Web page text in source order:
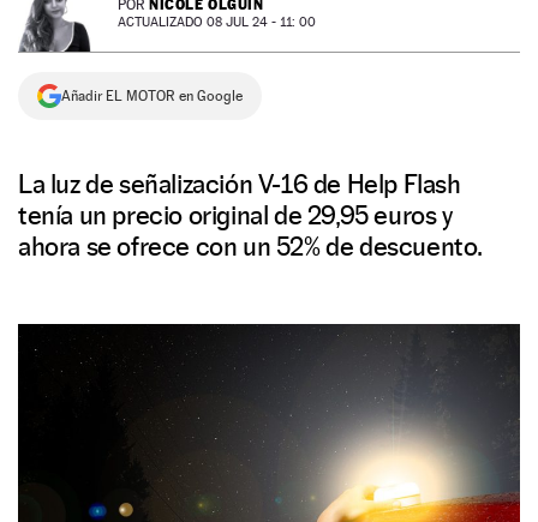
NEWSLETTER
SÍGUENOS
POR NICOLE OLGUÍN
ACTUALIZADO 08 JUL 24 - 11: 00
Añadir EL MOTOR en Google
La luz de señalización V-16 de Help Flash
tenía un precio original de 29,95 euros y
ahora se ofrece con un 52% de descuento.